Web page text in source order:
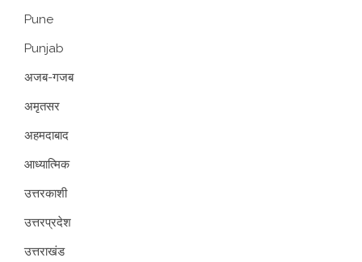
Pune
Punjab
अजब-गजब
अमृतसर
अहमदाबाद
आध्यात्मिक
उत्तरकाशी
उत्तरप्रदेश
उत्तराखंड